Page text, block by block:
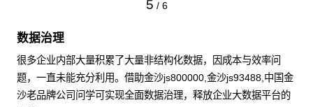
5 / 6
数据治理
很多企业内部大量积累了大量非结构化数据，因成本与效率问
题，一直未能充分利用。借助金沙js800000,金沙js93488,中国金
沙老品牌公司问学可实现全面数据治理，释放企业大数据平台的